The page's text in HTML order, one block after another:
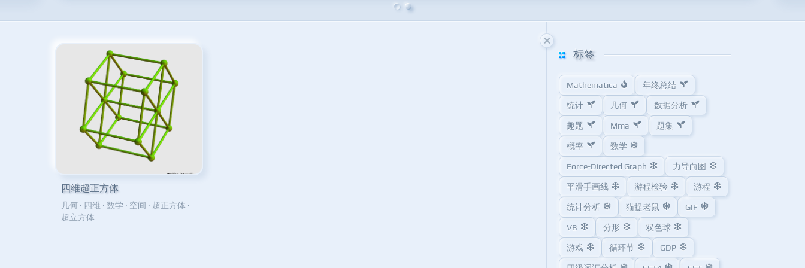
四维超正方体
几何 · 四维 · 数学 · 空间 · 超正方体 ·
超立方体
标签
Mathematica 年终总结
统计 几何 数据分析
趣题 Mma 题集
概率 数学
Force-Directed Graph 力导向图
平滑手画线 游程检验 游程
统计分析 猫捉老鼠 GIF
VB 分形 双色球
游戏 循环节 GDP